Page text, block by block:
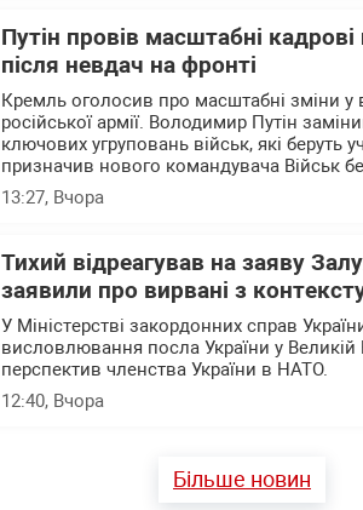
Путін провів масштабні
після невдач на фронті
Кремль оголосив про масштабні зміни
російської армії. Володимир Путін
ключових угруповань військ, які беруть
призначив нового командувача Військ
13:27, Вчора
Тихий відреагував на заяву
заявили про вирвані з
У Міністерстві закордонних справ
висловлювання посла України у Великій
перспектив членства України в НАТО.
12:40, Вчора
Більше новин